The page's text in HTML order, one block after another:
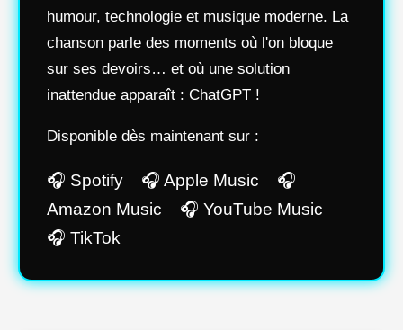
humour, technologie et musique moderne. La
chanson parle des moments où l'on bloque
sur ses devoirs… et où une solution
inattendue apparaît : ChatGPT !
Disponible dès maintenant sur :
🎧 Spotify 🎧 Apple Music 🎧
Amazon Music 🎧 YouTube Music
🎧 TikTok